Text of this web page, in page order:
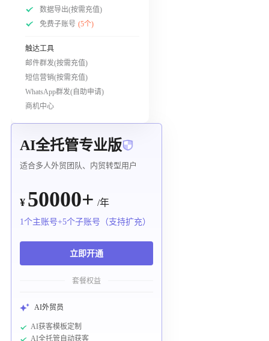
数据导出(按需充值)
免费子账号 (5个)
触达工具
邮件群发(按需充值)
短信营销(按需充值)
WhatsApp群发(自助申请)
商机中心
AI全托管专业版
适合多人外贸团队、内贸转型用户
¥ 50000+ /年
1个主账号+5个子账号（支持扩充）
立即开通
套餐权益
AI外贸员
AI获客模板定制
AI全托管自动获客